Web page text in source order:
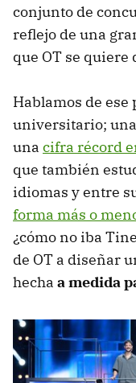
conjunto de
reflejo de una
que OT se
Hablamos de
universitario;
una cifra récord
que también
idiomas y entre
forma más o
¿cómo no iba
de OT a diseñar
hecha a medida